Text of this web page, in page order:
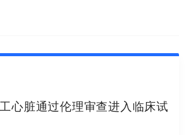
心脏通过伦理审查进入临床试